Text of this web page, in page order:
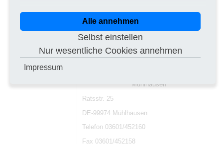
Ratsstraße 19
99974 Mühlhausen
DE-99974 Ammern
Frist
05.11.2025
Vergabeunterlage
Mühlhausen
Ratsstr. 25
DE-99974 Mühlhausen
Telefon 03601/452160
Fax 03601/452158
Alle annehmen
Selbst einstellen
Nur wesentliche Cookies annehmen
Impressum